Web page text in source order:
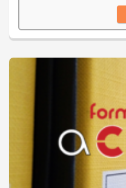
r
c
g
i
r
c
c
u
a